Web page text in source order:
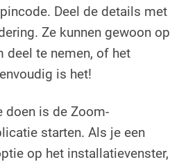
Deel de details met
Ze kunnen gewoon op
deel te nemen, of het
is het!
doen is de Zoom-
starten. Als je een
op het installatievenster,